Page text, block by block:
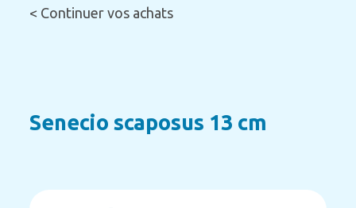
< Continuer vos achats
Senecio scaposus 13 cm